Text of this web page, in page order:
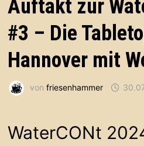
Auftakt zur
#3 – Die
Hannover mit
von friesenhammer
WaterCONt